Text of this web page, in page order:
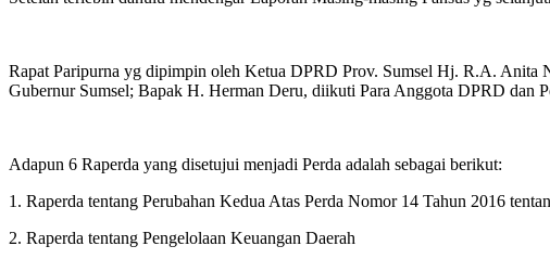
Rapat Paripurna yg dipimpin oleh Ketua DPRD Prov. Sumsel Hj. R.A.
Gubernur Sumsel; Bapak H. Herman Deru, diikuti Para Anggota DPRD dan
Adapun 6 Raperda yang disetujui menjadi Perda adalah sebagai berikut:
1. Raperda tentang Perubahan Kedua Atas Perda Nomor 14 Tahun 2016
2. Raperda tentang Pengelolaan Keuangan Daerah